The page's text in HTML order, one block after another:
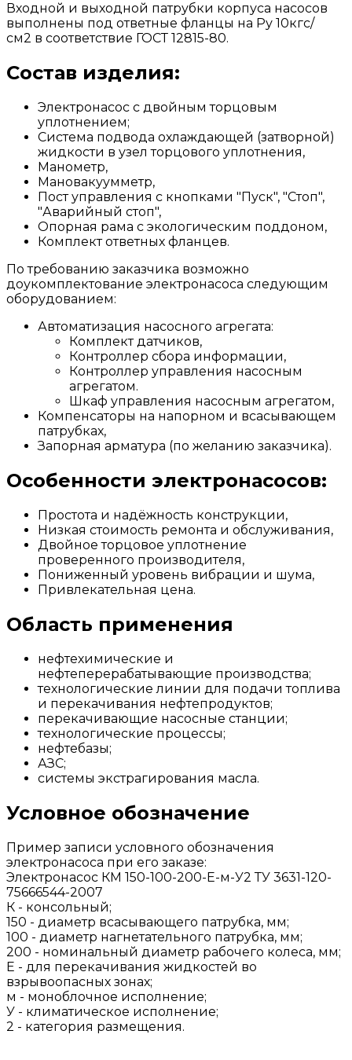
Входной и выходной патрубки корпуса насосов
выполнены под ответные фланцы на Ру 10кгс/
см2 в соответствие ГОСТ 12815-80.
Состав изделия:
Электронасос с двойным торцовым
уплотнением;
Система подвода охлаждающей (затворной)
жидкости в узел торцового уплотнения,
Манометр,
Мановакуумметр,
Пост управления с кнопками "Пуск", "Стоп",
"Аварийный стоп",
Опорная рама с экологическим поддоном,
Комплект ответных фланцев.
По требованию заказчика возможно
доукомплектование электронасоса следующим
оборудованием:
Автоматизация насосного агрегата:
Комплект датчиков,
Контроллер сбора информации,
Контроллер управления насосным
агрегатом.
Шкаф управления насосным агрегатом,
Компенсаторы на напорном и всасывающем
патрубках,
Запорная арматура (по желанию заказчика).
Особенности электронасосов:
Простота и надёжность конструкции,
Низкая стоимость ремонта и обслуживания,
Двойное торцовое уплотнение
проверенного производителя,
Пониженный уровень вибрации и шума,
Привлекательная цена.
Область применения
нефтехимические и
нефтеперерабатывающие производства;
технологические линии для подачи топлива
и перекачивания нефтепродуктов;
перекачивающие насосные станции;
технологические процессы;
нефтебазы;
АЗС;
системы экстрагирования масла.
Условное обозначение
Пример записи условного обозначения
электронасоса при его заказе:
Электронасос КМ 150-100-200-Е-м-У2 ТУ 3631-120-
75666544-2007
К - консольный;
150 - диаметр всасывающего патрубка, мм;
100 - диаметр нагнетательного патрубка, мм;
200 - номинальный диаметр рабочего колеса, мм;
Е - для перекачивания жидкостей во
взрывоопасных зонах;
м - моноблочное исполнение;
У - климатическое исполнение;
2 - категория размещения.